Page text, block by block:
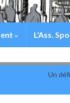
L’Ass.
Un